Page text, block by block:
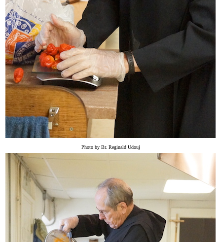
Photo by Br. Reginald Udouj